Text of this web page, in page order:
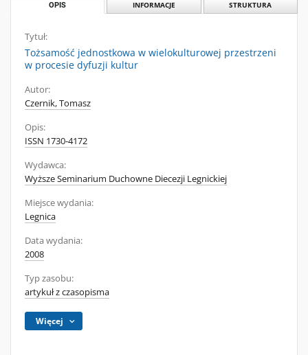
OPIS INFORMACJE STRUKTURA
Tytuł:
Tożsamość jednostkowa w wielokulturowej przestrzeni
w procesie dyfuzji kultur
Autor:
Czernik, Tomasz
Opis:
ISSN 1730-4172
Wydawca:
Wyższe Seminarium Duchowne Diecezji Legnickiej
Miejsce wydania:
Legnica
Data wydania:
2008
Typ zasobu:
artykuł z czasopisma
Więcej